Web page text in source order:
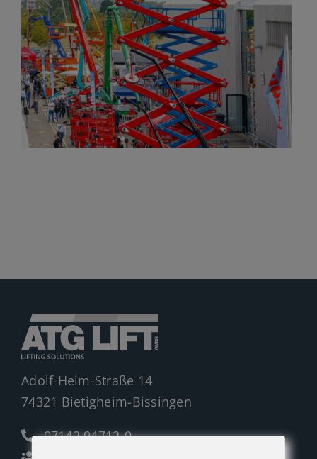
News
Ersatzteile
Shop
Adolf-Heim-Straße 14
74321 Bietigheim-Bissingen
07142 94712-0